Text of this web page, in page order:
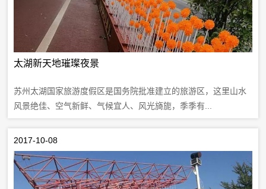
太湖新天地璀璨夜景
苏州太湖国家旅游度假区是国务院批准建立的旅游区，这里山水
风景绝佳、空气新鲜、气候宜人、风光旖旎，季季有...
2017-10-08